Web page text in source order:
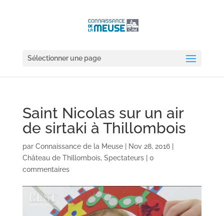
Sélectionner une page
Saint Nicolas sur un air
de sirtaki à Thillombois
par Connaissance de la Meuse| Nov 28, 2016|
Château de Thillombois, Spectateurs| 0
commentaires